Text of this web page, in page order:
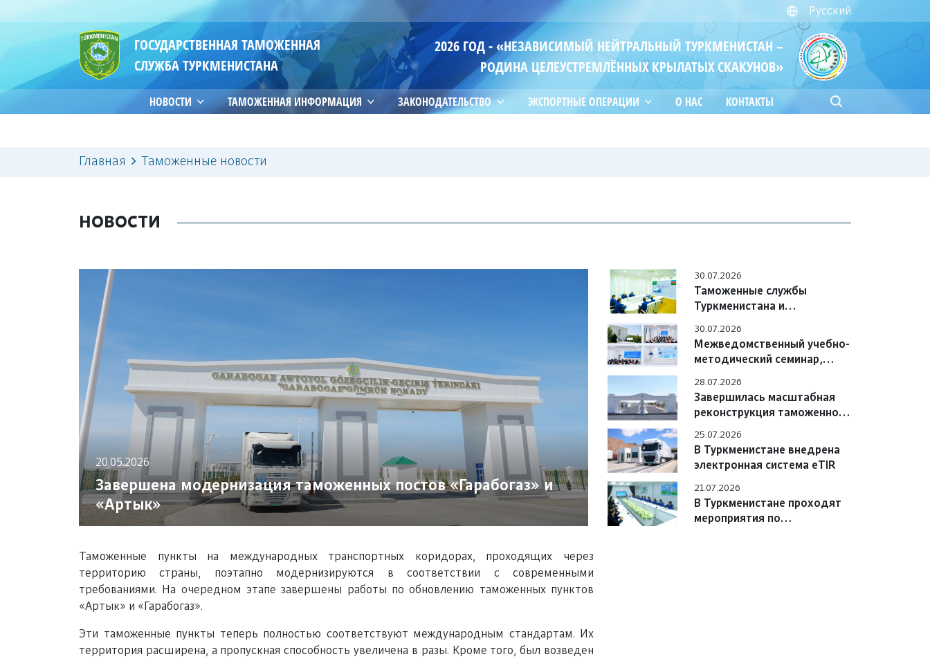
Русский
ГОСУДАРСТВЕННАЯ ТАМОЖЕННАЯ
СЛУЖБА ТУРКМЕНИСТАНА
2026 ГОД - «НЕЗАВИСИМЫЙ НЕЙТРАЛЬНЫЙ ТУРКМЕНИСТАН –
РОДИНА ЦЕЛЕУСТРЕМЛЁННЫХ КРЫЛАТЫХ СКАКУНОВ»
НОВОСТИ ТАМОЖЕННАЯ ИНФОРМАЦИЯ ЗАКОНОДАТЕЛЬСТВО ЭКСПОРТНЫЕ ОПЕРАЦИИ О НАС КОНТАКТЫ
Главная Таможенные новости
НОВОСТИ
20.05.2026
Завершена модернизация таможенных постов «Гарабогаз» и
«Артык»
30.07.2026
Таможенные службы
Туркменистана и
вопросы практического
взаимодействия
30.07.2026
Межведомственный учебно-
методический семинар,
28.07.2026
Завершилась масштабная
реконструкция таможенного
25.07.2026
В Туркменистане внедрена
электронная система eTIR
21.07.2026
В Туркменистане проходят
мероприятия по
Таможенные пункты на международных транспортных коридорах, проходящих через
территорию страны, поэтапно модернизируются в соответствии с современными
требованиями. На очередном этапе завершены работы по обновлению таможенных пунктов
«Артык» и «Гарабогаз».
Эти таможенные пункты теперь полностью соответствуют международным стандартам. Их
территория расширена, а пропускная способность увеличена в разы. Кроме того, был возведен